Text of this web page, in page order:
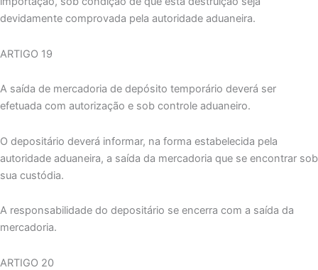
devidamente comprovada pela autoridade aduaneira.
ARTIGO 19
A saída de mercadoria de depósito temporário deverá ser
efetuada com autorização e sob controle aduaneiro.
O depositário deverá informar, na forma estabelecida pela
autoridade aduaneira, a saída da mercadoria que se encontrar sob
sua custódia.
A responsabilidade do depositário se encerra com a saída da
mercadoria.
ARTIGO 20